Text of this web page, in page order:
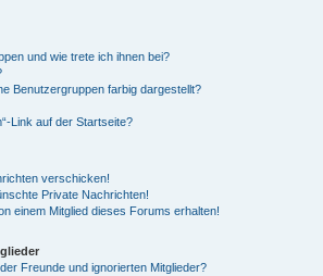
und wie trete ich ihnen bei?
Benutzergruppen farbig dargestellt?
Link auf der Startseite?
verschicken!
Private Nachrichten!
einem Mitglied dieses Forums erhalten!
Freunde und ignorierten Mitglieder?